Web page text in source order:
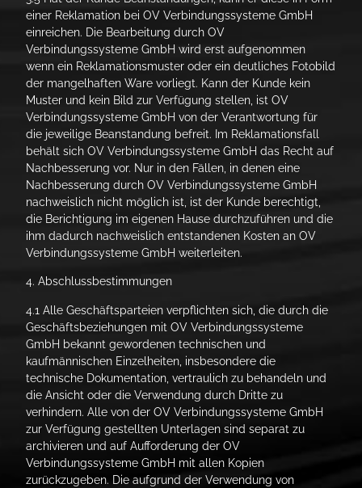
einer Reklamation bei OV Verbindungssysteme GmbH
einreichen. Die Bearbeitung durch OV
Verbindungssysteme GmbH wird erst aufgenommen
wenn ein Reklamationsmuster oder ein deutliches Fotobild
der mangelhaften Ware vorliegt. Kann der Kunde kein
Muster und kein Bild zur Verfügung stellen, ist OV
Verbindungssysteme GmbH von der Verantwortung für
die jeweilige Beanstandung befreit. Im Reklamationsfall
behält sich OV Verbindungssysteme GmbH das Recht auf
Nachbesserung vor. Nur in den Fällen, in denen eine
Nachbesserung durch OV Verbindungssysteme GmbH
nachweislich nicht möglich ist, ist der Kunde berechtigt,
die Berichtigung im eigenen Hause durchzuführen und die
ihm dadurch nachweislich entstandenen Kosten an OV
Verbindungssysteme GmbH weiterleiten.
4. Abschlussbestimmungen
4.1 Alle Geschäftsparteien verpflichten sich, die durch die
Geschäftsbeziehungen mit OV Verbindungssysteme
GmbH bekannt gewordenen technischen und
kaufmännischen Einzelheiten, insbesondere die
technische Dokumentation, vertraulich zu behandeln und
die Ansicht oder die Verwendung durch Dritte zu
verhindern. Alle von der OV Verbindungssysteme GmbH
zur Verfügung gestellten Unterlagen sind separat zu
archivieren und auf Aufforderung der OV
Verbindungssysteme GmbH mit allen Kopien
zurückzugeben. Die aufgrund der Verwendung von